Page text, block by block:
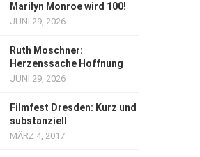
Marilyn Monroe wird 100!
JUNI 29, 2026
Ruth Moschner:
Herzenssache Hoffnung
JUNI 29, 2026
Filmfest Dresden: Kurz und
substanziell
MÄRZ 4, 2017